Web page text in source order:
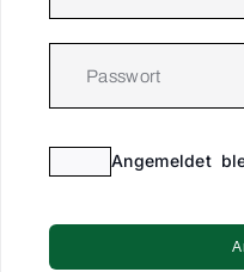
Angemeldet